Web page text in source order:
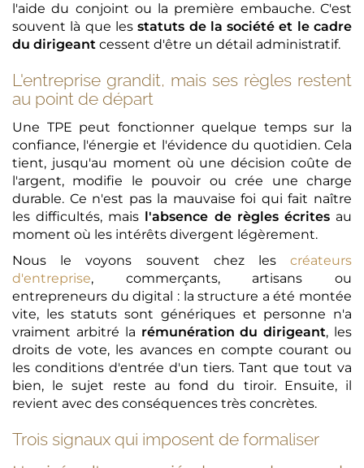
l'aide du conjoint ou la première embauche. C'est
souvent là que lesstatuts de la société et le cadre
du dirigeant cessent d'être un détail administratif.
L'entreprise grandit, mais ses règles restent
au point de départ
Une TPE peut fonctionner quelque temps sur la
confiance, l'énergie et l'évidence du quotidien. Cela
tient, jusqu'au moment où une décision coûte de
l'argent, modifie le pouvoir ou crée une charge
durable. Ce n'est pas la mauvaise foi qui fait naître
les difficultés, mais l'absence de règles écritesau
moment où les intérêts divergent légèrement.
Nous le voyons souvent chez les créateurs
d'entreprise, commerçants, artisans ou
entrepreneurs du digital : la structure a été montée
vite, les statuts sont génériques et personne n'a
vraiment arbitré la rémunération du dirigeant, les
droits de vote, les avances en compte courant ou
les conditions d'entrée d'un tiers. Tant que tout va
bien, le sujet reste au fond du tiroir. Ensuite, il
revient avec des conséquences très concrètes.
Trois signaux qui imposent de formaliser